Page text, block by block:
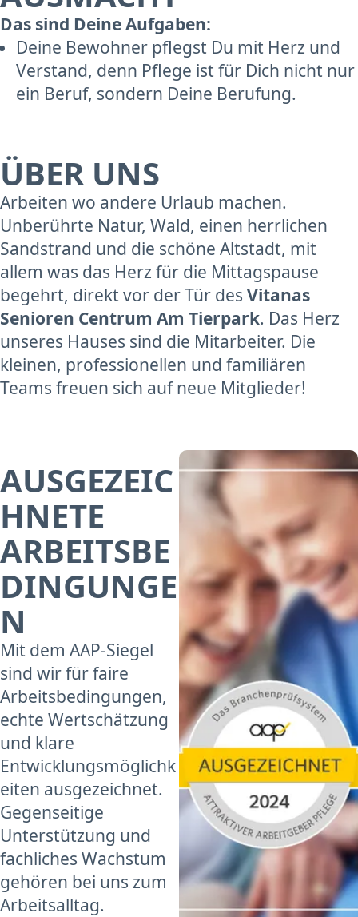
Das sind Deine Aufgaben:
Deine Bewohner pflegst Du mit Herz und
Verstand, denn Pflege ist für Dich nicht nur
ein Beruf, sondern Deine Berufung.
ÜBER UNS
Arbeiten wo andere Urlaub machen.
Unberührte Natur, Wald, einen herrlichen
Sandstrand und die schöne Altstadt, mit
allem was das Herz für die Mittagspause
begehrt, direkt vor der Tür des Vitanas
Senioren Centrum Am Tierpark. Das Herz
unseres Hauses sind die Mitarbeiter. Die
kleinen, professionellen und familiären
Teams freuen sich auf neue Mitglieder!
AUSGEZEIC
HNETE
ARBEITSBE
DINGUNGE
N
Mit dem AAP-Siegel
sind wir für faire
Arbeitsbedingungen,
echte Wertschätzung
und klare
Entwicklungsmöglichk
eiten ausgezeichnet.
Gegenseitige
Unterstützung und
fachliches Wachstum
gehören bei uns zum
Arbeitsalltag.